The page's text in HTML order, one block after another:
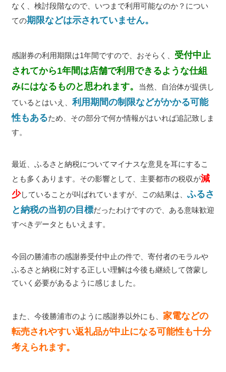
なく、検討段階なので、いつまで利用可能なのか？につい
ての期限などは示されていません。
感謝券の利用期限は1年間ですので、おそらく、 受付中止
されてから1年間は店舗で利用できるような仕組
みにはなるものと思われます。
当然、自治体が提供し
ているとはいえ、 利用期間の制限などがかかる可能
性もあるため、その部分で何か情報がはいれば追記致しま
す。
最近、ふるさと納税についてマイナスな意見を耳にするこ
とも多くあります。その影響として、主要都市の税収が減
少していることが叫ばれていますが、この結果は、 ふるさ
と納税の当初の目標だったわけですので、ある意味歓迎
すべきデータともいえます。
今回の勝浦市の感謝券受付中止の件で、寄付者のモラルや
ふるさと納税に対する正しい理解は今後も継続して啓蒙し
ていく必要があるように感じました。
また、今後勝浦市のように感謝券以外にも、 家電などの
転売されやすい返礼品が中止になる可能性も十分
考えられます。